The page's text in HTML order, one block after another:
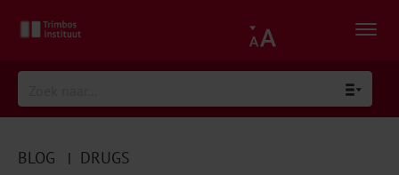
BLOG | DRUGS